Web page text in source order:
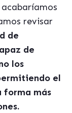
revisar
de
de
los
el
forma más